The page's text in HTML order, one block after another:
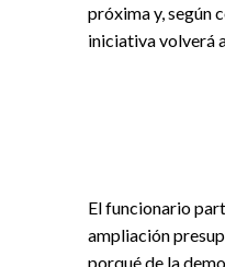
próxima y, según
iniciativa volverá
El funcionario
ampliación
porqué de la